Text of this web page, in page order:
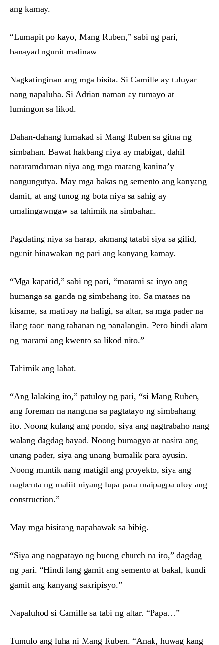
ang kamay.
“Lumapit po kayo, Mang Ruben,” sabi ng pari,
banayad ngunit malinaw.
Nagkatinginan ang mga bisita. Si Camille ay tuluyan
nang napaluha. Si Adrian naman ay tumayo at
lumingon sa likod.
Dahan-dahang lumakad si Mang Ruben sa gitna ng
simbahan. Bawat hakbang niya ay mabigat, dahil
nararamdaman niya ang mga matang kanina’y
nangungutya. May mga bakas ng semento ang kanyang
damit, at ang tunog ng bota niya sa sahig ay
umalingawngaw sa tahimik na simbahan.
Pagdating niya sa harap, akmang tatabi siya sa gilid,
ngunit hinawakan ng pari ang kanyang kamay.
“Mga kapatid,” sabi ng pari, “marami sa inyo ang
humanga sa ganda ng simbahang ito. Sa mataas na
kisame, sa matibay na haligi, sa altar, sa mga pader na
ilang taon nang tahanan ng panalangin. Pero hindi alam
ng marami ang kwento sa likod nito.”
Tahimik ang lahat.
“Ang lalaking ito,” patuloy ng pari, “si Mang Ruben,
ang foreman na nanguna sa pagtatayo ng simbahang
ito. Noong kulang ang pondo, siya ang nagtrabaho nang
walang dagdag bayad. Noong bumagyo at nasira ang
unang pader, siya ang unang bumalik para ayusin.
Noong muntik nang matigil ang proyekto, siya ang
nagbenta ng maliit niyang lupa para maipagpatuloy ang
construction.”
May mga bisitang napahawak sa bibig.
“Siya ang nagpatayo ng buong church na ito,” dagdag
ng pari. “Hindi lang gamit ang semento at bakal, kundi
gamit ang kanyang sakripisyo.”
Napaluhod si Camille sa tabi ng altar. “Papa…”
Tumulo ang luha ni Mang Ruben. “Anak, huwag kang